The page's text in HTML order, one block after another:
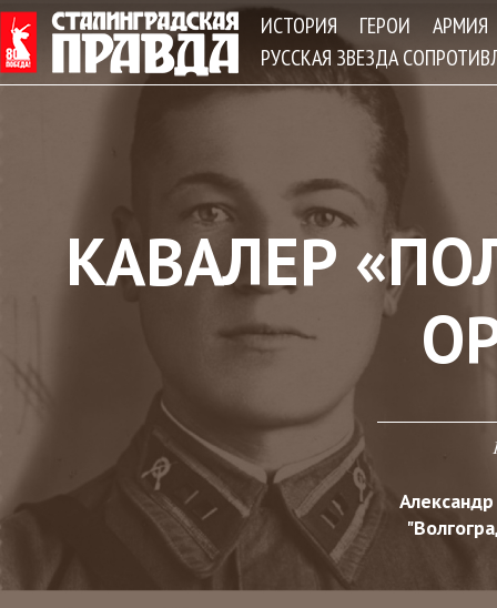
ИСТОРИЯ ГЕРОИ
АРМИЯ
РУССКАЯ ЗВЕЗДА
КАВАЛЕР